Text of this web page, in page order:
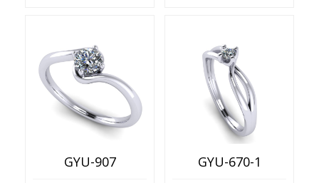
GYU-907 GYU-670-1